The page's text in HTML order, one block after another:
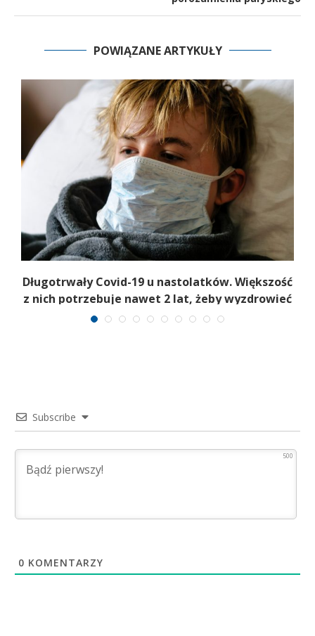
POWIĄZANE ARTYKUŁY
Długotrwały Covid-19 u nastolatków. Większość
z nich potrzebuje nawet 2 lat, żeby wyzdrowieć
Subscribe
500
0 KOMENTARZY